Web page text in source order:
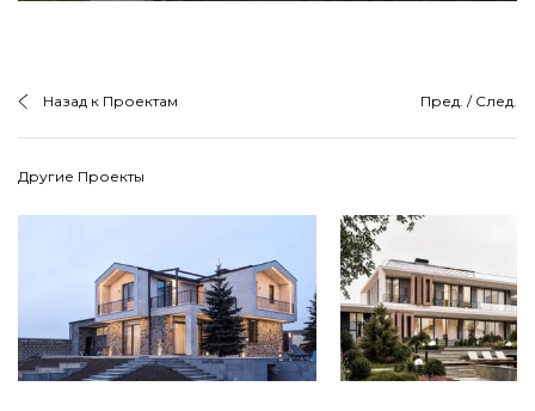
Назад к Проектам Пред. / След.
Другие Проекты